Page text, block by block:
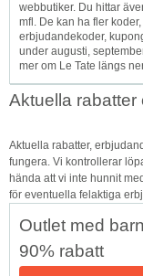
webbutiker. Du hittar
mfl. De kan ha fler
erbjudandekoder,
under augusti,
mer om Le Tate längs
Aktuella rabatter
Aktuella rabatter,
fungera. Vi kontrollerar
hända att vi inte hunnit
för eventuella felaktiga
Outlet med
90% rabatt